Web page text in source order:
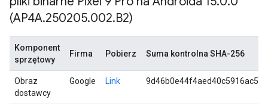
(AP4A.250205.002.B2)
Komponent
sprzętowy
Firma Pobierz Suma kontrolna SHA-256
Obraz
dostawcy
Google Link